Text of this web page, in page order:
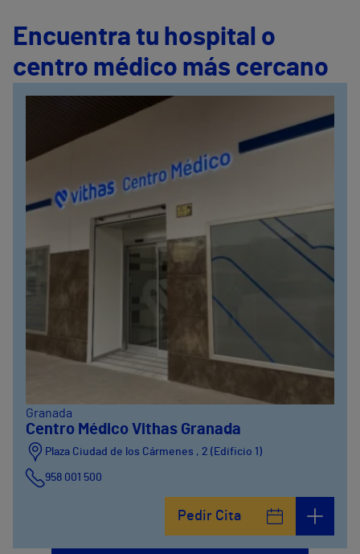
Encuentra tu hospital o
centro médico más cercano
Granada
Centro Médico Vithas Granada
Plaza Ciudad de los Cármenes , 2 (Edificio 1)
958 001 500
Pedir Cita